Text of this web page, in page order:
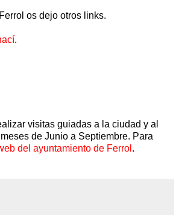
os dejo otros links.
.
visitas guiadas a la ciudad y al
de Junio a Septiembre. Para
del ayuntamiento de Ferrol .